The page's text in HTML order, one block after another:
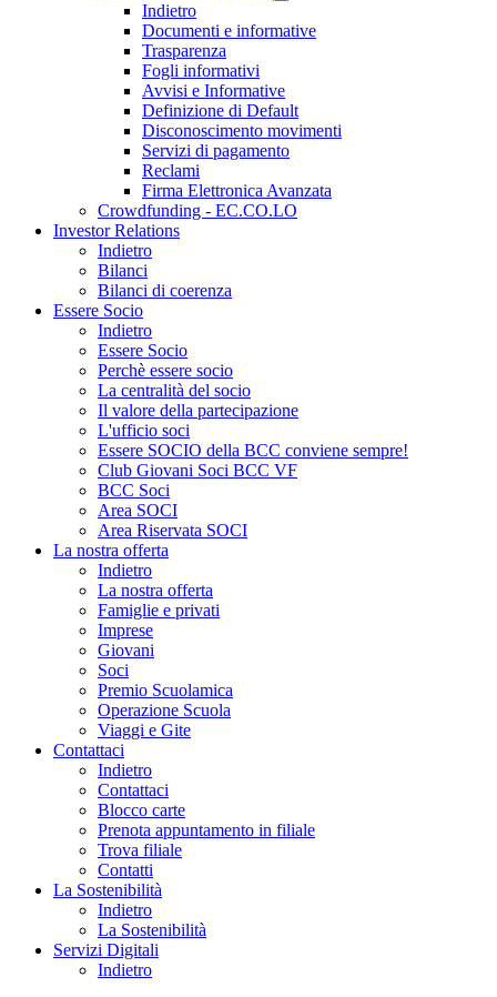
Indietro
Documenti e informative
Trasparenza
Fogli informativi
Avvisi e Informative
Definizione di Default
Disconoscimento movimenti
Servizi di pagamento
Reclami
Firma Elettronica Avanzata
Crowdfunding - EC.CO.LO
Investor Relations
Indietro
Bilanci
Bilanci di coerenza
Essere Socio
Indietro
Essere Socio
Perchè essere socio
La centralità del socio
Il valore della partecipazione
L'ufficio soci
Essere SOCIO della BCC conviene sempre!
Club Giovani Soci BCC VF
BCC Soci
Area SOCI
Area Riservata SOCI
La nostra offerta
Indietro
La nostra offerta
Famiglie e privati
Imprese
Giovani
Soci
Premio Scuolamica
Operazione Scuola
Viaggi e Gite
Contattaci
Indietro
Contattaci
Blocco carte
Prenota appuntamento in filiale
Trova filiale
Contatti
La Sostenibilità
Indietro
La Sostenibilità
Servizi Digitali
Indietro